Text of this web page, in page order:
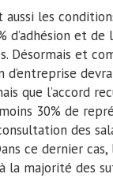
les
et de
Désormais et
que l’accord
30% de
des
ce dernier
la majorité des